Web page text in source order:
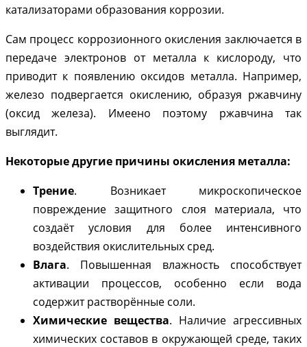
катализаторами образования коррозии.
Сам процесс коррозионного окисления заключается в
передаче электронов от металла к кислороду, что
приводит к появлению оксидов металла. Например,
железо подвергается окислению, образуя ржавчину
(оксид железа). Имеено поэтому ржавчина так
выглядит.
Некоторые другие причины окисления металла:
Трение. Возникает микроскопическое
повреждение защитного слоя материала, что
создаёт условия для более интенсивного
воздействия окислительных сред.
Влага. Повышенная влажность способствует
активации процессов, особенно если вода
содержит растворённые соли.
Химические вещества. Наличие агрессивных
химических составов в окружающей среде, таких